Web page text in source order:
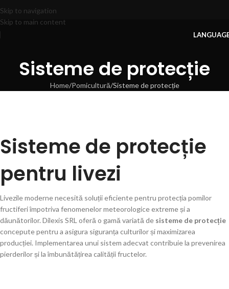
Skip to navigation
Skip to main content
Sisteme de protecție
Home Pomicultură Sisteme de protecție
Sisteme de protecție
pentru livezi
Livezile moderne necesită soluții eficiente pentru protecția pomilor
fructiferi împotriva fenomenelor meteorologice extreme și a
dăunătorilor. Dilexis SRL oferă o gamă variată de sisteme de protecție
concepute pentru a asigura siguranța culturilor și maximizarea
producției. Implementarea unui sistem adecvat contribuie la prevenirea
pierderilor și la îmbunătățirea calității fructelor.